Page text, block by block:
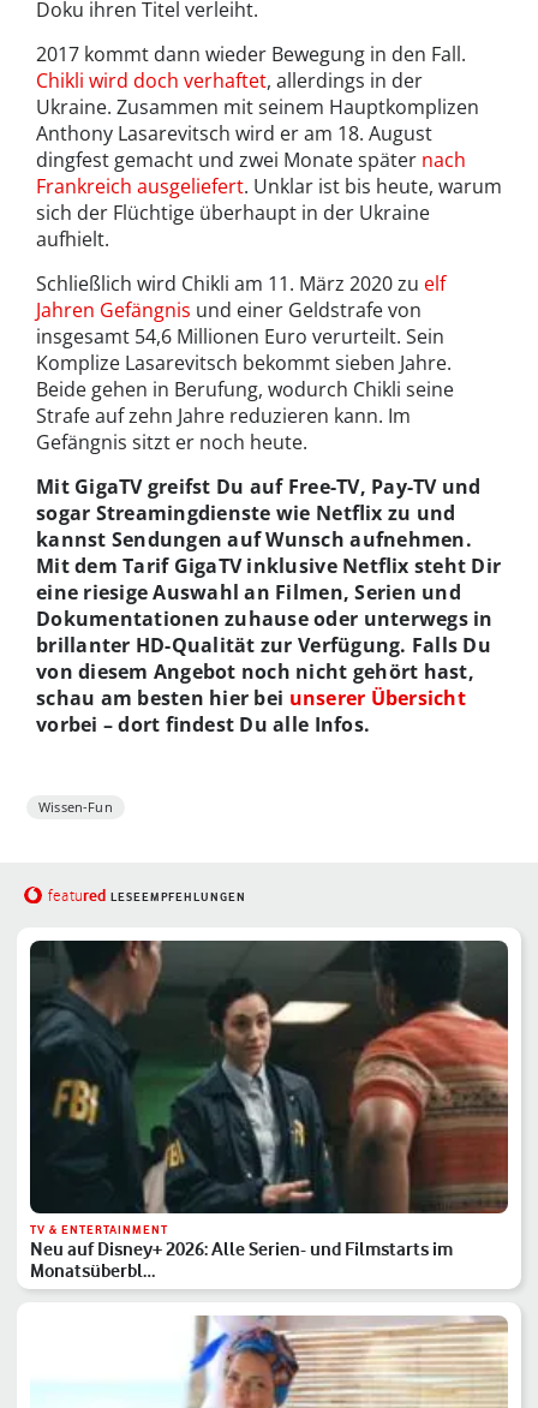
Doku ihren Titel verleiht.
2017 kommt dann wieder Bewegung in den Fall.
Chikli wird doch verhaftet, allerdings in der
Ukraine. Zusammen mit seinem Hauptkomplizen
Anthony Lasarevitsch wird er am 18. August
dingfest gemacht und zwei Monate später nach
Frankreich ausgeliefert. Unklar ist bis heute, warum
sich der Flüchtige überhaupt in der Ukraine
aufhielt.
Schließlich wird Chikli am 11. März 2020 zu elf
Jahren Gefängnis und einer Geldstrafe von
insgesamt 54,6 Millionen Euro verurteilt. Sein
Komplize Lasarevitsch bekommt sieben Jahre.
Beide gehen in Berufung, wodurch Chikli seine
Strafe auf zehn Jahre reduzieren kann. Im
Gefängnis sitzt er noch heute.
Mit GigaTV greifst Du auf Free-TV, Pay-TV und
sogar Streamingdienste wie Netflix zu und
kannst Sendungen auf Wunsch aufnehmen.
Mit dem Tarif GigaTV inklusive Netflix steht Dir
eine riesige Auswahl an Filmen, Serien und
Dokumentationen zuhause oder unterwegs in
brillanter HD-Qualität zur Verfügung. Falls Du
von diesem Angebot noch nicht gehört hast,
schau am besten hier bei unserer Übersicht
vorbei – dort findest Du alle Infos.
Wissen-Fun
featured LESEEMPFEHLUNGEN
TV & ENTERTAINMENT
Neu auf Disney+ 2026: Alle Serien- und Filmstarts im
Monatsüberbl…